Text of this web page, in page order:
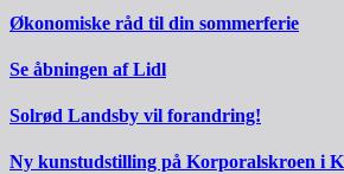
Økonomiske råd til din sommerferie
Se åbningen af Lidl
Solrød Landsby vil forandring!
Ny kunstudstilling på Korporalskroen i